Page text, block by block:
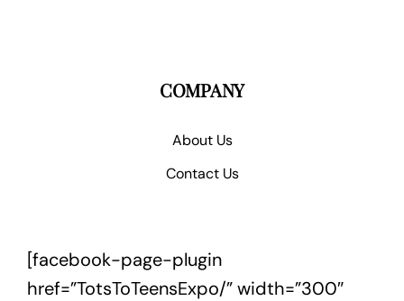
COMPANY
About Us
Contact Us
[facebook-page-plugin
href=”TotsToTeensExpo/” width=”300″